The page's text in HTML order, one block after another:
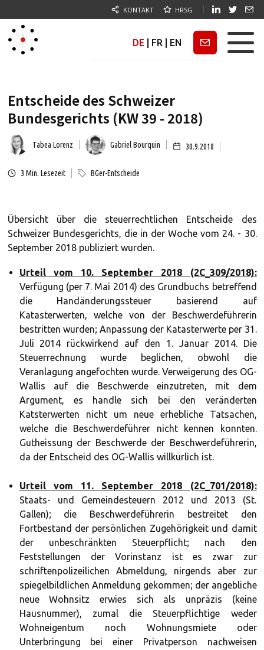
KONTAKT HRSG
DE FR EN Newsletter
Entscheide des Schweizer
Bundesgerichts (KW 39 - 2018)
Tabea Lorenz Gabriel Bourquin 30.9.2018
3 Min. Lesezeit BGer-Entscheide
Übersicht über die steuerrechtlichen Entscheide des
Schweizer Bundesgerichts, die in der Woche vom 24. - 30.
September 2018 publiziert wurden.
Urteil vom 10. September 2018 (2C_309/2018):
Verfügung (per 7. Mai 2014) des Grundbuchs betreffend
die Handänderungssteuer basierend auf
Katasterwerten, welche von der Beschwerdeführerin
bestritten wurden; Anpassung der Katasterwerte per 31.
Juli 2014 rückwirkend auf den 1. Januar 2014. Die
Steuerrechnung wurde beglichen, obwohl die
Veranlagung angefochten wurde. Verweigerung des OG-
Wallis auf die Beschwerde einzutreten, mit dem
Argument, es handle sich bei den veränderten
Katsterwerten nicht um neue erhebliche Tatsachen,
welche die Beschwerdeführer nicht kennen konnten.
Gutheissung der Beschwerde der Beschwerdeführerin,
da der Entscheid des OG-Wallis willkürlich ist.
Urteil vom 11. September 2018 (2C_701/2018):
Staats- und Gemeindesteuern 2012 und 2013 (St.
Gallen); die Beschwerdeführerin bestreitet den
Fortbestand der persönlichen Zugehörigkeit und damit
der unbeschränkten Steuerpflicht; nach den
Feststellungen der Vorinstanz ist es zwar zur
schriftenpolizeilichen Abmeldung, nirgends aber zur
spiegelbildlichen Anmeldung gekommen; der angebliche
neue Wohnsitz erwies sich als unpräzis (keine
Hausnummer), zumal die Steuerpflichtige weder
Wohneigentum noch Wohnungsmiete oder
Unterbringung bei einer Privatperson nachweisen